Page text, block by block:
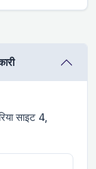
साइट 4,